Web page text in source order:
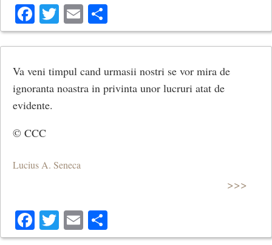
Facebook
Twitter
Email
Va veni timpul cand urmasii nostri se vor mira de
ignoranta noastra in privinta unor lucruri atat de
evidente.
© CCC
Lucius A. Seneca
>>>
Facebook
Twitter
Email